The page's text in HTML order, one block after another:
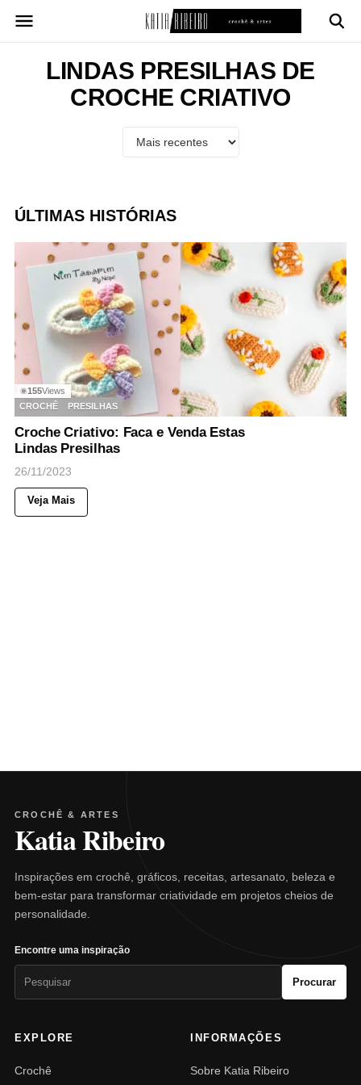
para
conteúdoLINDAS PRESILHAS DE
CROCHE CRIATIVO
ÚLTIMAS HISTÓRIAS
◉155Views
CROCHÊ
PRESILHAS
Croche Criativo: Faca e Venda Estas
Lindas Presilhas
26/11/2023
Veja Mais
CROCHÊ & ARTES
Katia Ribeiro
Inspirações em crochê, gráficos, receitas, artesanato, beleza e
bem-estar para transformar criatividade em projetos cheios de
personalidade.
Encontre uma inspiração
Procurar
EXPLORE
Crochê
INFORMAÇÕES
Sobre Katia Ribeiro